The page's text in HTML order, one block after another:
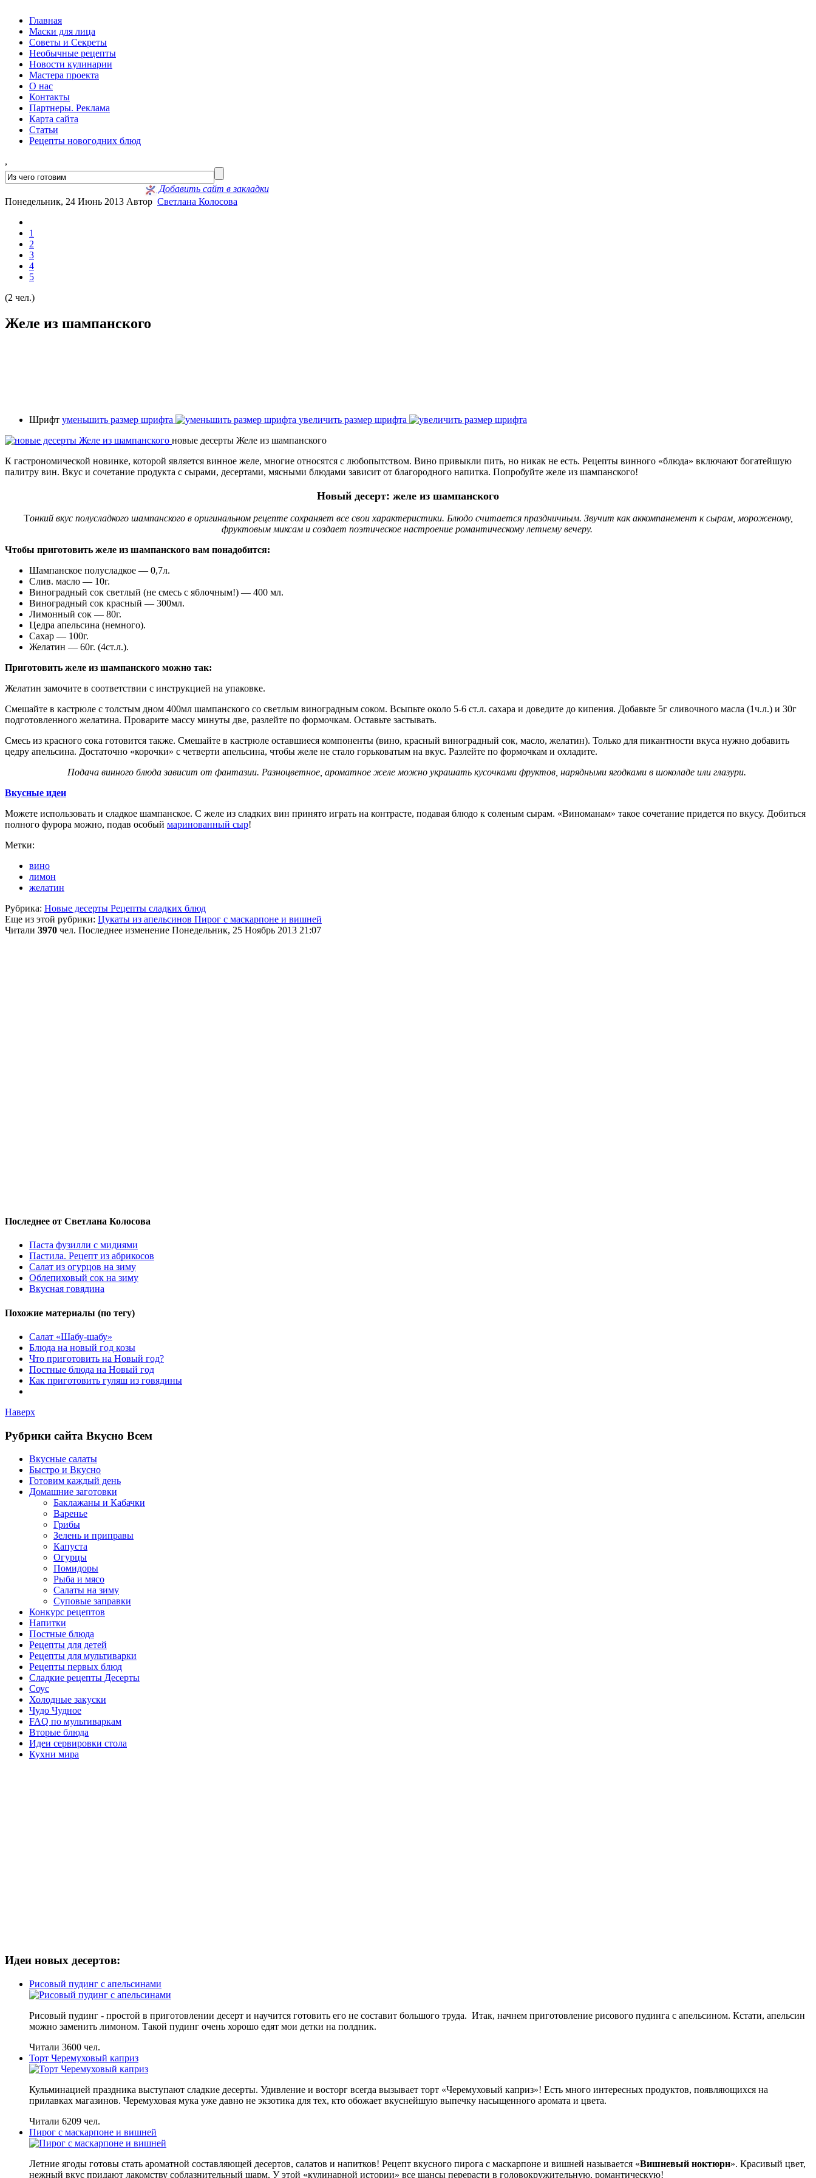
Главная
Маски для лица
Советы и Секреты
Необычные рецепты
Новости кулинарии
Мастера проекта
О нас
Контакты
Партнеры. Реклама
Карта сайта
Статьи
Рецепты новогодних блюд
,
Добавить сайт в закладки
Понедельник, 24 Июнь 2013 Автор Светлана Колосова
1
2
3
4
5
(2 чел.)
Желе из шампанского
Шрифт уменьшить размер шрифта
увеличить размер шрифта
новые десерты Желе из шампанского
К гастрономической новинке, которой является винное желе, многие относятся с любопытством. Вино привыкли пить, но никак не есть. Рецепты винного «блюда» включают богатейшую
палитру вин. Вкус и сочетание продукта с сырами, десертами, мясными блюдами зависит от благородного напитка. Попробуйте желе из шампанского!
Новый десерт: желе из шампанского
Тонкий вкус полусладкого шампанского в оригинальном рецепте сохраняет все свои характеристики. Блюдо считается праздничным. Звучит как аккомпанемент к сырам, мороженому,
фруктовым миксам и создает поэтическое настроение романтическому летнему вечеру.
Чтобы приготовить желе из шампанского вам понадобится:
Шампанское полусладкое — 0,7л.
Слив. масло — 10г.
Виноградный сок светлый (не смесь с яблочным!) — 400 мл.
Виноградный сок красный — 300мл.
Лимонный сок — 80г.
Цедра апельсина (немного).
Сахар — 100г.
Желатин — 60г. (4ст.л.).
Приготовить желе из шампанского можно так:
Желатин замочите в соответствии с инструкцией на упаковке.
Смешайте в кастрюле с толстым дном 400мл шампанского со светлым виноградным соком. Всыпьте около 5-6 ст.л. сахара и доведите до кипения. Добавьте 5г сливочного масла (1ч.л.) и 30г
подготовленного желатина. Проварите массу минуты две, разлейте по формочкам. Оставьте застывать.
Смесь из красного сока готовится также. Смешайте в кастрюле оставшиеся компоненты (вино, красный виноградный сок, масло, желатин). Только для пикантности вкуса нужно добавить
цедру апельсина. Достаточно «корочки» с четверти апельсина, чтобы желе не стало горьковатым на вкус. Разлейте по формочкам и охладите.
Подача винного блюда зависит от фантазии. Разноцветное, ароматное желе можно украшать кусочками фруктов, нарядными ягодками в шоколаде или глазури.
Вкусные идеи
Можете использовать и сладкое шампанское. С желе из сладких вин принято играть на контрасте, подавая блюдо к соленым сырам. «Виноманам» такое сочетание придется по вкусу. Добиться
полного фурора можно, подав особый маринованный сыр!
Метки:
вино
лимон
желатин
Рубрика: Новые десерты Рецепты сладких блюд
Еще из этой рубрики: Цукаты из апельсинов Пирог с маскарпоне и вишней
Читали 3970 чел. Последнее изменение Понедельник, 25 Ноябрь 2013 21:07
Последнее от Светлана Колосова
Паста фузилли с мидиями
Пастила. Рецепт из абрикосов
Салат из огурцов на зиму
Облепиховый сок на зиму
Вкусная говядина
Похожие материалы (по тегу)
Салат «Шабу-шабу»
Блюда на новый год козы
Что приготовить на Новый год?
Постные блюда на Новый год
Как приготовить гуляш из говядины
Наверх
Рубрики сайта Вкусно Всем
Вкусные салаты
Быстро и Вкусно
Готовим каждый день
Домашние заготовки
Баклажаны и Кабачки
Варенье
Грибы
Зелень и приправы
Капуста
Огурцы
Помидоры
Рыба и мясо
Салаты на зиму
Суповые заправки
Конкурс рецептов
Напитки
Постные блюда
Рецепты для детей
Рецепты для мультиварки
Рецепты первых блюд
Сладкие рецепты Десерты
Соус
Холодные закуски
Чудо Чудное
FAQ по мультиваркам
Вторые блюда
Идеи сервировки стола
Кухни мира
Идеи новых десертов:
Рисовый пудинг с апельсинами
Рисовый пудинг - простой в приготовлении десерт и научится готовить его не составит большого труда. Итак, начнем приготовление рисового пудинга с апельсином. Кстати, апельсин
можно заменить лимоном. Такой пудинг очень хорошо едят мои детки на полдник.
Читали 3600 чел.
Торт Черемуховый каприз
Кульминацией праздника выступают сладкие десерты. Удивление и восторг всегда вызывает торт «Черемуховый каприз»! Есть много интересных продуктов, появляющихся на
прилавках магазинов. Черемуховая мука уже давно не экзотика для тех, кто обожает вкуснейшую выпечку насыщенного аромата и цвета.
Читали 6209 чел.
Пирог с маскарпоне и вишней
Летние ягоды готовы стать ароматной составляющей десертов, салатов и напитков! Рецепт вкусного пирога с маскарпоне и вишней называется «Вишневый ноктюрн». Красивый цвет,
нежный вкус придают лакомству соблазнительный шарм. У этой «кулинарной истории» все шансы перерасти в головокружительную, романтическую!